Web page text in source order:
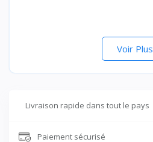
Voir Plus
Livraison rapide dans tout le pays
Paiement sécurisé